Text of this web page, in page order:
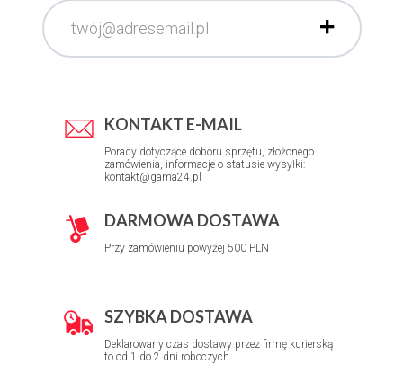
KONTAKT E-MAIL
Porady dotyczące doboru sprzętu, złożonego
zamówienia, informacje o statusie wysyłki:
kontakt@gama24.pl
DARMOWA DOSTAWA
Przy zamówieniu powyżej 500 PLN
SZYBKA DOSTAWA
Deklarowany czas dostawy przez firmę kurierską
to od 1 do 2 dni roboczych.